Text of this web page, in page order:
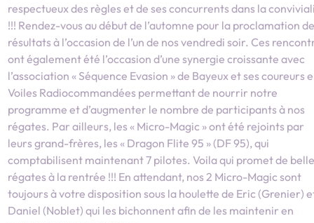
respectueux des règles et de ses concurrents dans la
!!! Rendez-vous au début de l’automne pour la proclamation
résultats à l’occasion de l’un de nos vendredi soir. Ces
ont également été l’occasion d’une synergie croissante avec
l’association « Séquence Evasion » de Bayeux et ses coureurs
Voiles Radiocommandées permettant de nourrir notre
programme et d’augmenter le nombre de participants à nos
régates. Par ailleurs, les « Micro-Magic » ont été rejoints par
leurs grand-frères, les « Dragon Flite 95 » (DF 95), qui
comptabilisent maintenant 7 pilotes. Voila qui promet de
régates à la rentrée !!! En attendant, nos 2 Micro-Magic sont
toujours à votre disposition sous la houlette de Eric (Grenier)
Daniel (Noblet) qui les bichonnent afin de les maintenir en